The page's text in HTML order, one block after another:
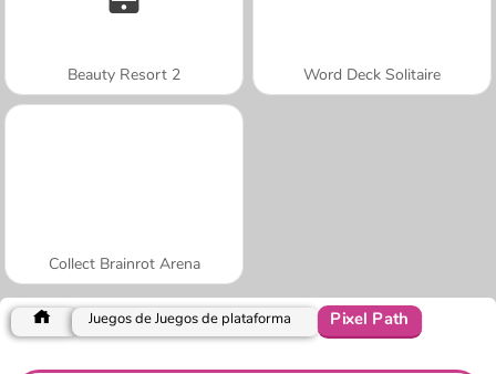
Beauty Resort 2 Word Deck Solitaire
Collect Brainrot Arena
Juegos de Juegos de plataforma Pixel Path